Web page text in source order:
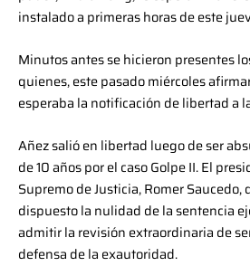
instalado a primeras horas de este
Minutos antes se hicieron presentes
quienes, este pasado miércoles
esperaba la notificación de libertad a
Añez salió en libertad luego de ser
de 10 años por el caso Golpe II. El
Supremo de Justicia, Romer Saucedo,
dispuesto la nulidad de la sentencia
admitir la revisión extraordinaria de
defensa de la exautoridad.